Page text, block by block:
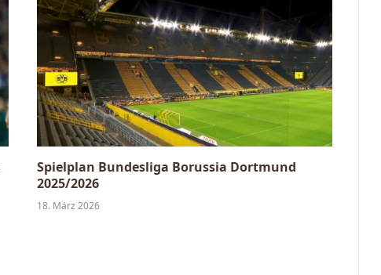
Spielplan Bundesliga Borussia Dortmund
2025/2026
18. März 2026